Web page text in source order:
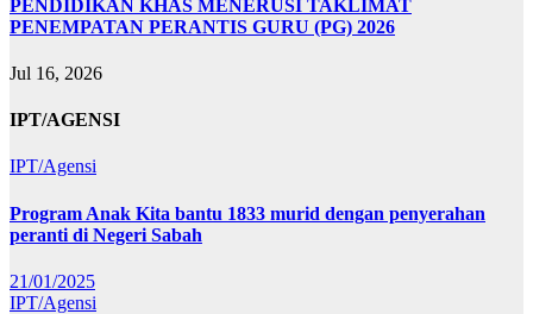
PENDIDIKAN KHAS MENERUSI TAKLIMAT
PENEMPATAN PERANTIS GURU (PG) 2026
Jul 16, 2026
IPT/AGENSI
IPT/Agensi
Program Anak Kita bantu 1833 murid dengan penyerahan
peranti di Negeri Sabah
21/01/2025
IPT/Agensi